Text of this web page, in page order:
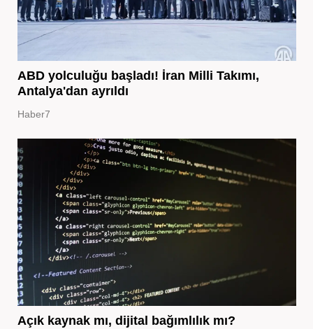
ABD yolculuğu başladı! İran Milli Takımı,
Antalya'dan ayrıldı
Haber7
Açık kaynak mı, dijital bağımlılık mı?